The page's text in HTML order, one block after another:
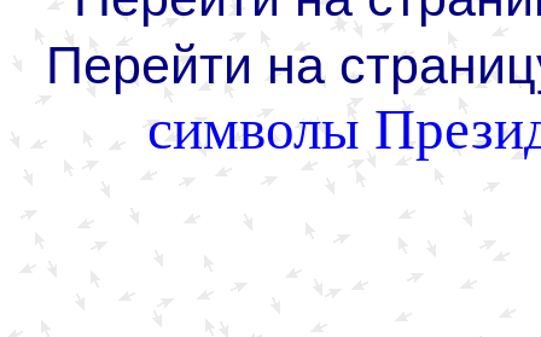
Перейти на
символы